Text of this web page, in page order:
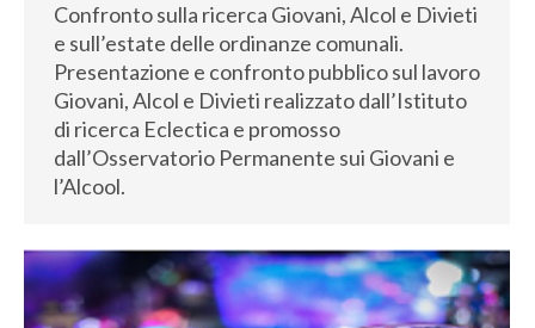
Confronto sulla ricerca Giovani, Alcol e Divieti
e sull’estate delle ordinanze comunali.
Presentazione e confronto pubblico sul lavoro
Giovani, Alcol e Divieti realizzato dall’Istituto
di ricerca Eclectica e promosso
dall’Osservatorio Permanente sui Giovani e
l’Alcool.